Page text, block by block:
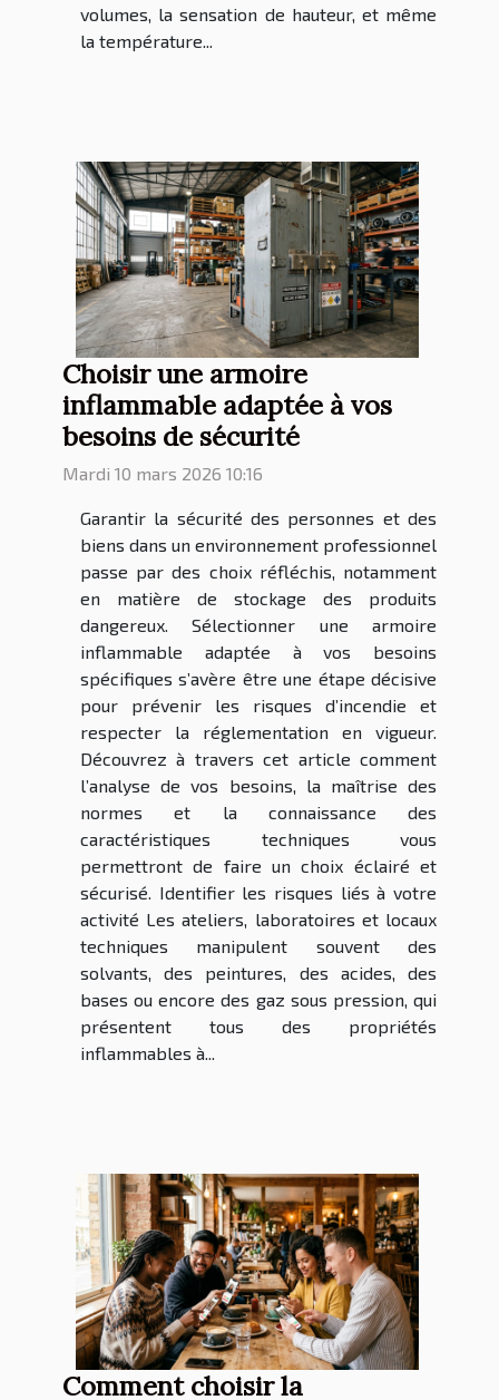
volumes, la sensation de hauteur, et même
la température...
Choisir une armoire
inflammable adaptée à vos
besoins de sécurité
Mardi 10 mars 2026 10:16
Garantir la sécurité des personnes et des
biens dans un environnement professionnel
passe par des choix réfléchis, notamment
en matière de stockage des produits
dangereux. Sélectionner une armoire
inflammable adaptée à vos besoins
spécifiques s’avère être une étape décisive
pour prévenir les risques d’incendie et
respecter la réglementation en vigueur.
Découvrez à travers cet article comment
l’analyse de vos besoins, la maîtrise des
normes et la connaissance des
caractéristiques techniques vous
permettront de faire un choix éclairé et
sécurisé. Identifier les risques liés à votre
activité Les ateliers, laboratoires et locaux
techniques manipulent souvent des
solvants, des peintures, des acides, des
bases ou encore des gaz sous pression, qui
présentent tous des propriétés
inflammables à...
Comment choisir la